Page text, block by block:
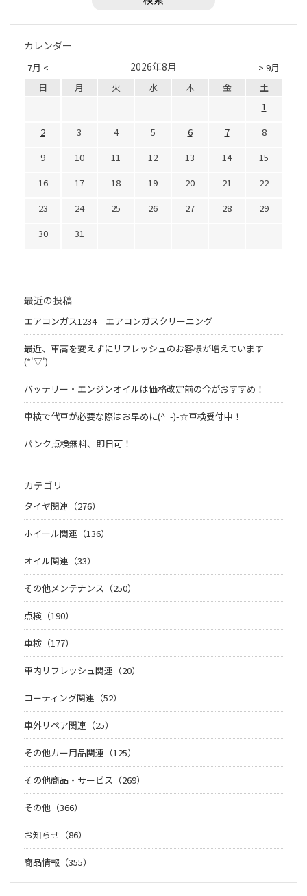
カレンダー
7月 < > 9月
2026年8月
日 月 火 水 木 金
土
1
2
3 4 5 6 7
8
9
10 11 12 13 14
15
16
17 18 19 20 21
22
23
24 25 26 27 28
29
30
31
最近の投稿
エアコンガス1234 エアコンガスクリーニング
最近、車高を変えずにリフレッシュのお客様が増えています
(*'▽')
バッテリー・エンジンオイルは価格改定前の今がおすすめ！
車検で代車が必要な際はお早めに(^_-)-☆車検受付中！
パンク点検無料、即日可！
カテゴリ
タイヤ関連（276）
ホイール関連（136）
オイル関連（33）
その他メンテナンス（250）
点検（190）
車検（177）
車内リフレッシュ関連（20）
コーティング関連（52）
車外リペア関連（25）
その他カー用品関連（125）
その他商品・サービス（269）
その他（366）
お知らせ（86）
商品情報（355）